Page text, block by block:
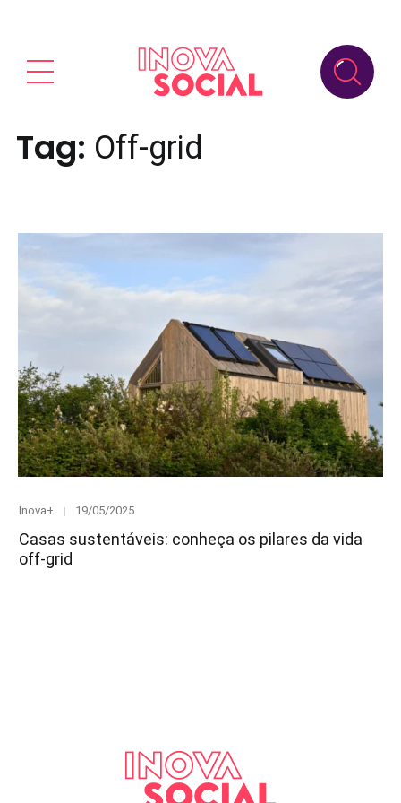
Tag: Off-grid
Category
Inova+
Posted
19/05/2025
Casas sustentáveis: conheça os pilares da vida
off-grid